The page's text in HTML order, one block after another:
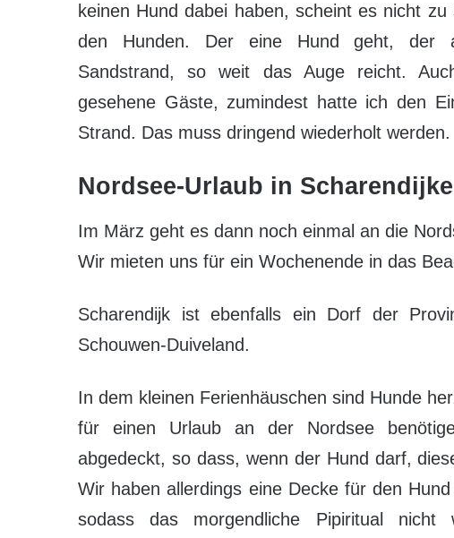
keinen Hund dabei haben, scheint es nicht
den Hunden. Der eine Hund geht, der
Sandstrand, so weit das Auge reicht.
gesehene Gäste, zumindest hatte ich den
Strand. Das muss dringend wiederholt werden.
Nordsee-Urlaub in Scharendijke
Im März geht es dann noch einmal an die
Wir mieten uns für ein Wochenende in das
Scharendijk ist ebenfalls ein Dorf der
Schouwen-Duiveland.
In dem kleinen Ferienhäuschen sind Hunde
für einen Urlaub an der Nordsee
abgedeckt, so dass, wenn der Hund darf,
Wir haben allerdings eine Decke für den
sodass das morgendliche Pipiritual